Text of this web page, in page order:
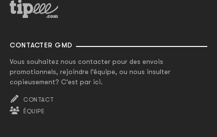
CONTACTER GMD
Vous souhaitez nous contacter pour des envois
promotionnels, rejoindre l'équipe, ou nous insulter
copieusement? C'est par ici.
CONTACT
ÉQUIPE